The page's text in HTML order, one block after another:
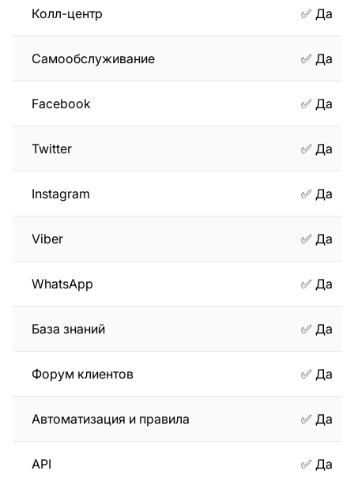
Колл-центр ✅ Да
Самообслуживание ✅ Да
Facebook ✅ Да
Twitter ✅ Да
Instagram ✅ Да
Viber ✅ Да
WhatsApp ✅ Да
База знаний ✅ Да
Форум клиентов ✅ Да
Автоматизация и правила ✅ Да
API ✅ Да